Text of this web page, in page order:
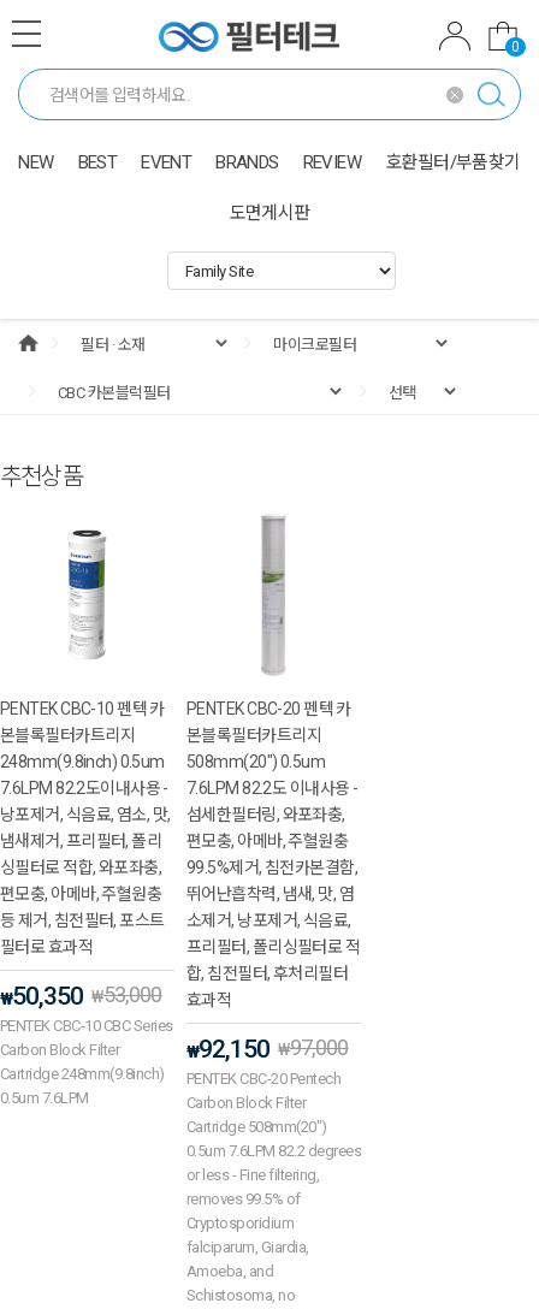
0
NEW BEST EVENT BRANDS REVIEW 호환필터/부품찾기
도면게시판
추천상품
PENTEK CBC-10 펜텍 카
본블록필터카트리지
248mm(9.8inch) 0.5um
7.6LPM 82.2도이내사용 -
낭포제거, 식음료, 염소, 맛,
냄새제거, 프리필터, 폴리
싱필터로 적합, 와포좌충,
편모충, 아메바, 주혈원충
등 제거, 침전필터, 포스트
필터로 효과적
₩50,350 ₩53,000
PENTEK CBC-10 CBC Series
Carbon Block Filter
Cartridge 248mm(9.8inch)
0.5um 7.6LPM
PENTEK CBC-20 펜텍 카
본블록필터카트리지
508mm(20") 0.5um
7.6LPM 82.2도 이내사용 -
섬세한필터링, 와포좌충,
편모충, 아메바, 주혈원충
99.5%제거, 침전카본결함,
뛰어난흡착력, 냄새, 맛, 염
소제거, 낭포제거, 식음료,
프리필터, 폴리싱필터로 적
합, 침전필터, 후처리필터
효과적
₩92,150 ₩97,000
PENTEK CBC-20 Pentech
Carbon Block Filter
Cartridge 508mm(20")
0.5um 7.6LPM 82.2 degrees
or less - Fine filtering,
removes 99.5% of
Cryptosporidium
falciparum, Giardia,
Amoeba, and
Schistosoma, no